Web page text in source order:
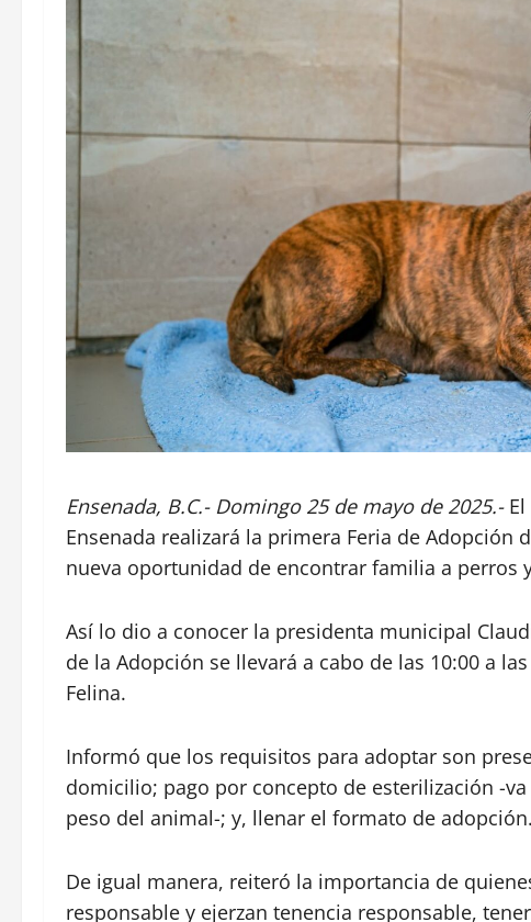
Ensenada, B.C.- Domingo 25 de mayo de 2025.-El
Ensenada realizará la primera Feria de Adopción
nueva oportunidad de encontrar familia a perros
Así lo dio a conocer la presidenta municipal
de la Adopción se llevará a cabo de las 10:00 a
Felina.
Informó que los requisitos para adoptar son
domicilio; pago por concepto de esterilización -
peso del animal-; y, llenar el formato de adopción.
De igual manera, reiteró la importancia de
responsable y ejerzan tenencia responsable,